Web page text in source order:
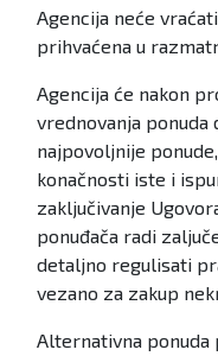
Agencija neće
prihvaćena u
Agencija će nakon
vrednovanja
najpovoljnije
konačnosti iste i
zaključivanje
ponuđača radi
detaljno regulisati
vezano za zakup
Alternativna ponuda